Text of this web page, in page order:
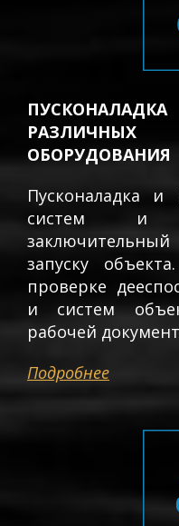
ОБОРУДОВАНИЯ
Пусконаладка
систем и
запуску
проверке
и систем
рабочей
Подробнее